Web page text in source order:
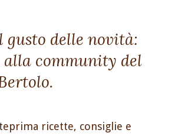
gusto delle novità:
community del
ricette, consiglie e